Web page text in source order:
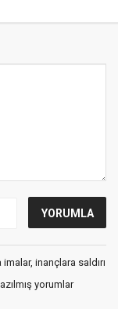
inançlara saldırı
yorumlar